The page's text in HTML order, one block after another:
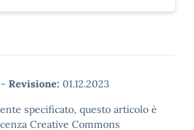
- Revisione: 01.12.2023
specificato, questo articolo è
Creative Commons